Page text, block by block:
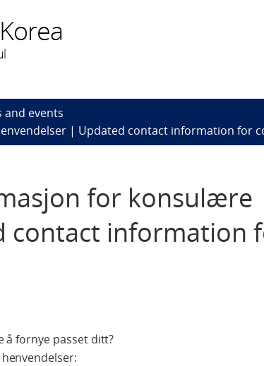
and events
| Updated contact information for
for konsulære
contact information
å fornye passet ditt?